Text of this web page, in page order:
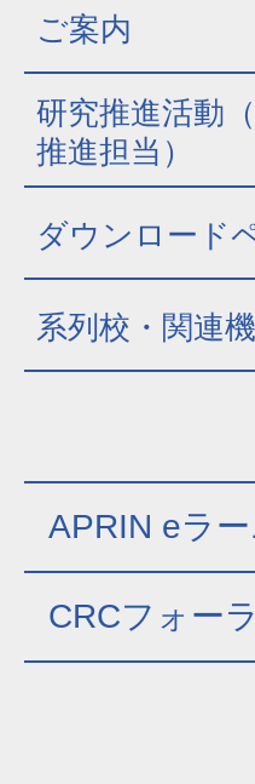
ご案内
研究推進活動
推進担当）
ダウンロード
系列校・関連
APRIN eラ
CRCフォー